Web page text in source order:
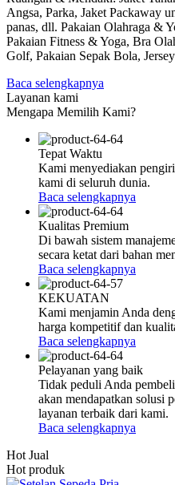
Angsa, Parka, Jaket Packaway
panas, dll. Pakaian Olahraga &
Pakaian Fitness & Yoga, Bra
Golf, Pakaian Sepak Bola,
Baca selengkapnya
Layanan kami
Mengapa Memilih Kami?
Tepat Waktu
Kami menyediakan
kami di seluruh dunia.
Baca selengkapnya
Kualitas Premium
Di bawah sistem
secara ketat dari bahan
Baca selengkapnya
KEKUATAN
Kami menjamin Anda
harga kompetitif dan
Baca selengkapnya
Pelayanan yang baik
Tidak peduli Anda
akan mendapatkan solusi
layanan terbaik dari kami.
Baca selengkapnya
Hot Jual
Hot produk